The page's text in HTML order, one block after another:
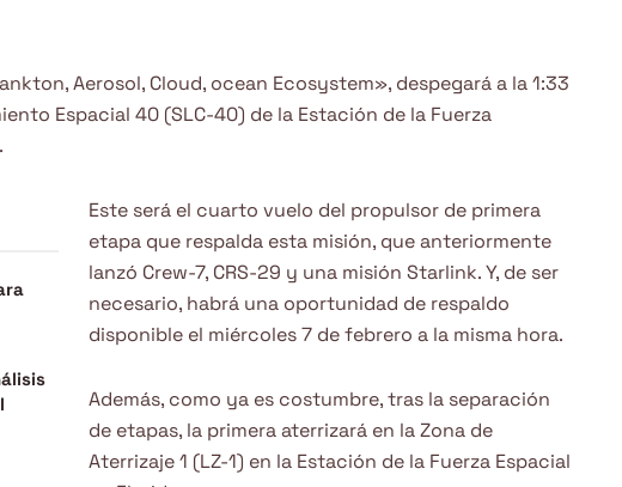
Aerosol, Cloud, ocean Ecosystem», despegará a la 1:33
Espacial 40 (SLC-40) de la Estación de la Fuerza
Este será el cuarto vuelo del propulsor de primera
etapa que respalda esta misión, que anteriormente
lanzó Crew-7, CRS-29 y una misión Starlink. Y, de ser
necesario, habrá una oportunidad de respaldo
disponible el miércoles 7 de febrero a la misma hora.
Además, como ya es costumbre, tras la separación
de etapas, la primera aterrizará en la Zona de
Aterrizaje 1 (LZ-1) en la Estación de la Fuerza Espacial